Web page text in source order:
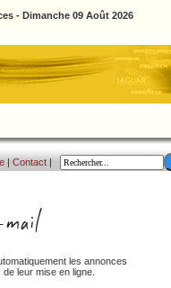
- Dimanche 09 Août 2026
| Contact |
les annonces
leur mise en ligne.